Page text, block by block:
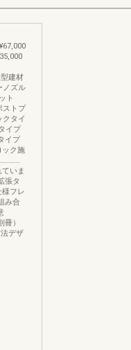
建材
ノズル
ト
ストプ
クタイ
イプ
イプ
ック施
いま
張タ
フレ
み合
）
デザ